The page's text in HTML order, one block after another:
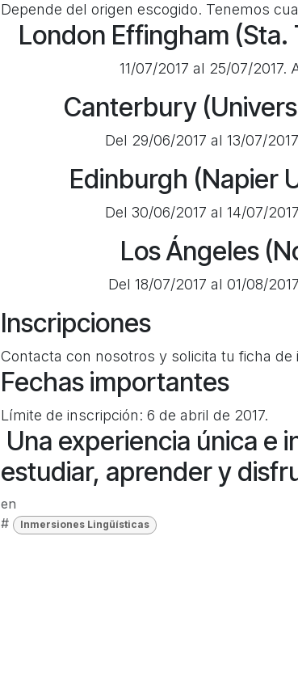
Depende del origen escogido. Tenemos
London Effingham
11/07/2017 al 25/07/2017.
Canterbury
Del 29/06/2017 al 13/07/
Edinburgh (Napier
Del 30/06/2017 al 14/07/
Los Ángeles
Del 18/07/2017 al 01/08/
Inscripciones
Contacta con nosotros y solicita tu ficha de
Fechas importantes
Límite de inscripción: 6 de abril de 2017.
Una experiencia única e
estudiar, aprender y
en
#
Inmersiones Lingüísticas